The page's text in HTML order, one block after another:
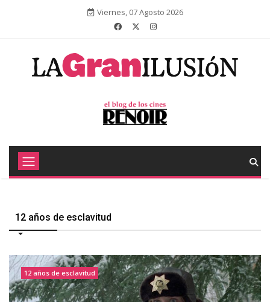
Viernes, 07 Agosto 2026
12 años de esclavitud
12 años de esclavitud